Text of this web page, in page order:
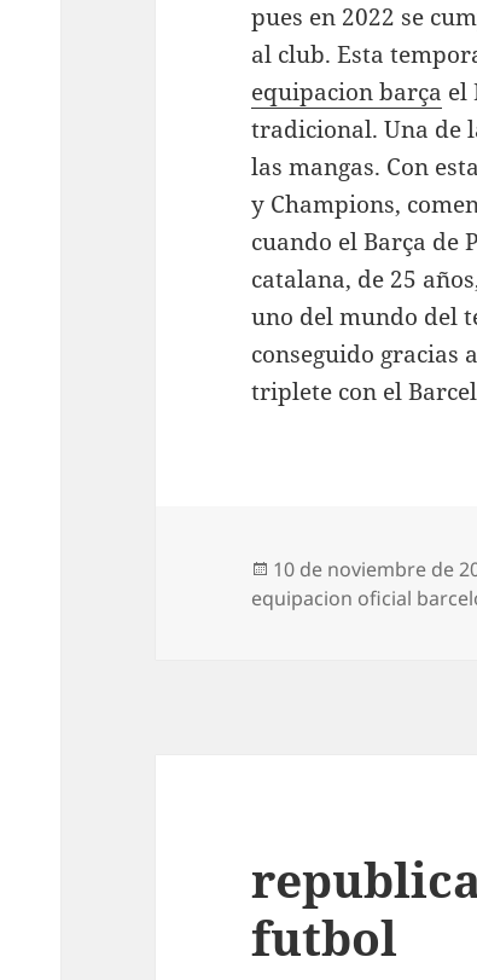
pues en 2022 se
al club. Esta
equipacion barça el
tradicional. Una de
las mangas. Con
y Champions,
cuando el Barça de
catalana, de 25
uno del mundo del
conseguido gracias
triplete con el
Publicado
el
10 de noviembre de
equipacion oficial
futbol